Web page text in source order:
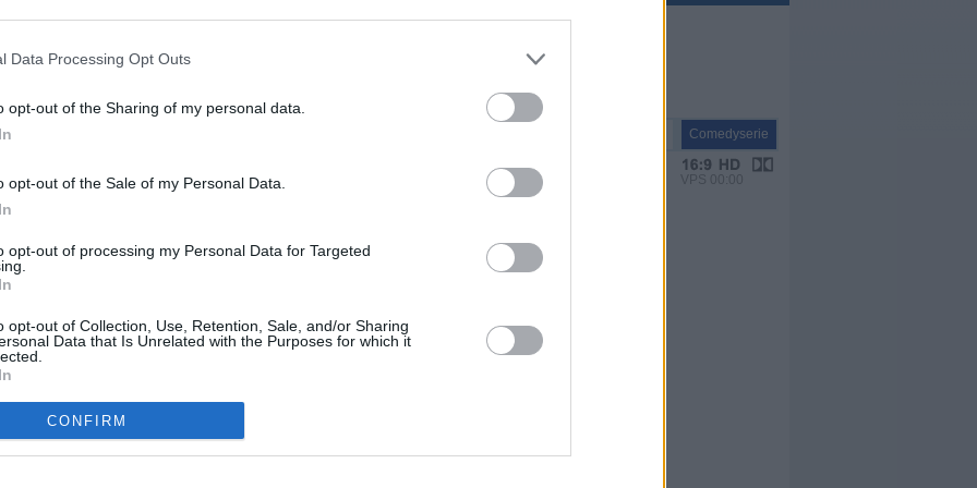
Data Processing Opt Outs
opt-out of the Sharing of my personal data.
opt-out of the Sale of my Personal Data.
opt-out of processing my Personal Data for Targeted
opt-out of Collection, Use, Retention, Sale, and/or Sharing
Data that Is Unrelated with the Purposes for which it
CONFIRM
Met Your Mother)
Comedyserie
VPS 00:00
zusammen ist, haben sie noch nicht miteinander geschlafen.
davon ausgeht, dass er die Wohnung für sich alleine hat, fahren die
ist, dass Lily und Marshall im Badezimmer die ganze Sache verfolgen.
Lily schon ganz dringend auf die Toilette, was sie jedoch nicht vor
die Romanze zwischen ihm und seiner zukünftigen Frau und Mutter